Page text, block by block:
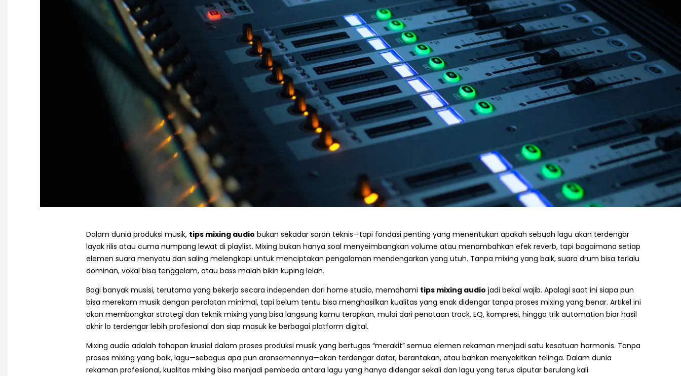
Dalam dunia produksi musik, tips mixing audio bukan sekadar saran teknis—tapi fondasi penting yang menentukan apakah sebuah lagu akan terdengar
layak rilis atau cuma numpang lewat di playlist. Mixing bukan hanya soal menyeimbangkan volume atau menambahkan efek reverb, tapi bagaimana setiap
elemen suara menyatu dan saling melengkapi untuk menciptakan pengalaman mendengarkan yang utuh. Tanpa mixing yang baik, suara drum bisa terlalu
dominan, vokal bisa tenggelam, atau bass malah bikin kuping lelah.
Bagi banyak musisi, terutama yang bekerja secara independen dari home studio, memahami tips mixing audio jadi bekal wajib. Apalagi saat ini siapa pun
bisa merekam musik dengan peralatan minimal, tapi belum tentu bisa menghasilkan kualitas yang enak didengar tanpa proses mixing yang benar. Artikel ini
akan membongkar strategi dan teknik mixing yang bisa langsung kamu terapkan, mulai dari penataan track, EQ, kompresi, hingga trik automation biar hasil
akhir lo terdengar lebih profesional dan siap masuk ke berbagai platform digital.
Mixing audio adalah tahapan krusial dalam proses produksi musik yang bertugas “merakit” semua elemen rekaman menjadi satu kesatuan harmonis. Tanpa
proses mixing yang baik, lagu—sebagus apa pun aransemennya—akan terdengar datar, berantakan, atau bahkan menyakitkan telinga. Dalam dunia
rekaman profesional, kualitas mixing bisa menjadi pembeda antara lagu yang hanya didengar sekali dan lagu yang terus diputar berulang kali.